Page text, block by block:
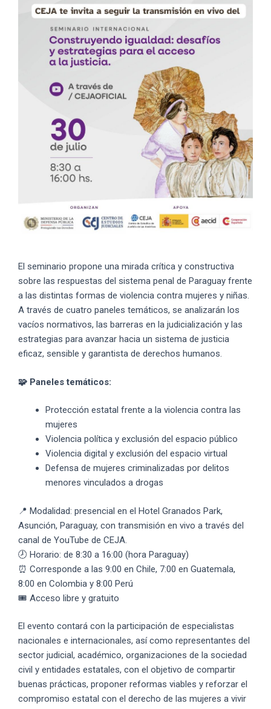
El seminario propone una mirada crítica y constructiva
sobre las respuestas del sistema penal de Paraguay frente
a las distintas formas de violencia contra mujeres y niñas.
A través de cuatro paneles temáticos, se analizarán los
vacíos normativos, las barreras en la judicialización y las
estrategias para avanzar hacia un sistema de justicia
eficaz, sensible y garantista de derechos humanos.
🧩 Paneles temáticos:
Protección estatal frente a la violencia contra las
mujeres
Violencia política y exclusión del espacio público
Violencia digital y exclusión del espacio virtual
Defensa de mujeres criminalizadas por delitos
menores vinculados a drogas
📍 Modalidad: presencial en el Hotel Granados Park,
Asunción, Paraguay, con transmisión en vivo a través del
canal de YouTube de CEJA.
🕗 Horario: de 8:30 a 16:00 (hora Paraguay)
⏰ Corresponde a las 9:00 en Chile, 7:00 en Guatemala,
8:00 en Colombia y 8:00 Perú
🎟️ Acceso libre y gratuito
El evento contará con la participación de especialistas
nacionales e internacionales, así como representantes del
sector judicial, académico, organizaciones de la sociedad
civil y entidades estatales, con el objetivo de compartir
buenas prácticas, proponer reformas viables y reforzar el
compromiso estatal con el derecho de las mujeres a vivir